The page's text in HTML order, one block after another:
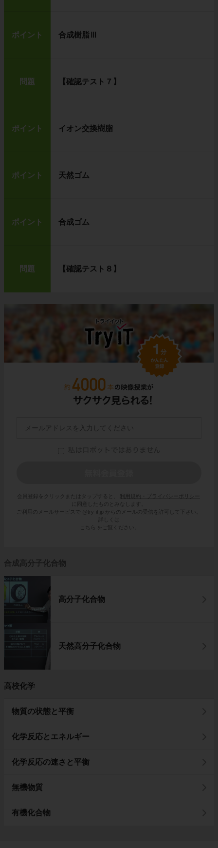
ポイント 合成樹脂Ⅲ
問題 【確認テスト７】
ポイント イオン交換樹脂
ポイント 天然ゴム
ポイント 合成ゴム
問題 【確認テスト８】
会員登録をクリックまたはタップすると、
利用規約・プライバシーポリシー
に同意したものとみなします。
ご利用のメールサービスで @try-it.jp からのメールの受信を許可して下さい。
詳しくは
こちら
をご覧ください。
合成高分子化合物
高分子化合物
天然高分子化合物
高校化学
物質の状態と平衡
化学反応とエネルギー
化学反応の速さと平衡
無機物質
有機化合物